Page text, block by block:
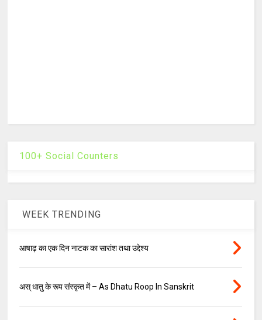
100+ Social Counters
WEEK TRENDING
आषाढ़ का एक दिन नाटक का सारांश तथा उद्देश्य
अस् धातु के रूप संस्कृत में – As Dhatu Roop In Sanskrit